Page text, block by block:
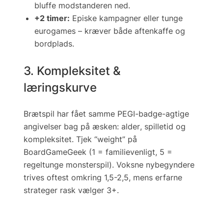
bluffe modstanderen ned.
+2 timer: Episke kampagner eller tunge
eurogames – kræver både aftenkaffe og
bordplads.
3. Kompleksitet &
læringskurve
Brætspil har fået samme PEGI-badge-agtige
angivelser bag på æsken: alder, spilletid og
kompleksitet. Tjek “weight” på
BoardGameGeek (1 = familievenligt, 5 =
regeltunge monster­spil). Voksne nybegyndere
trives oftest omkring 1,5-2,5, mens erfarne
strateger rask vælger 3+.